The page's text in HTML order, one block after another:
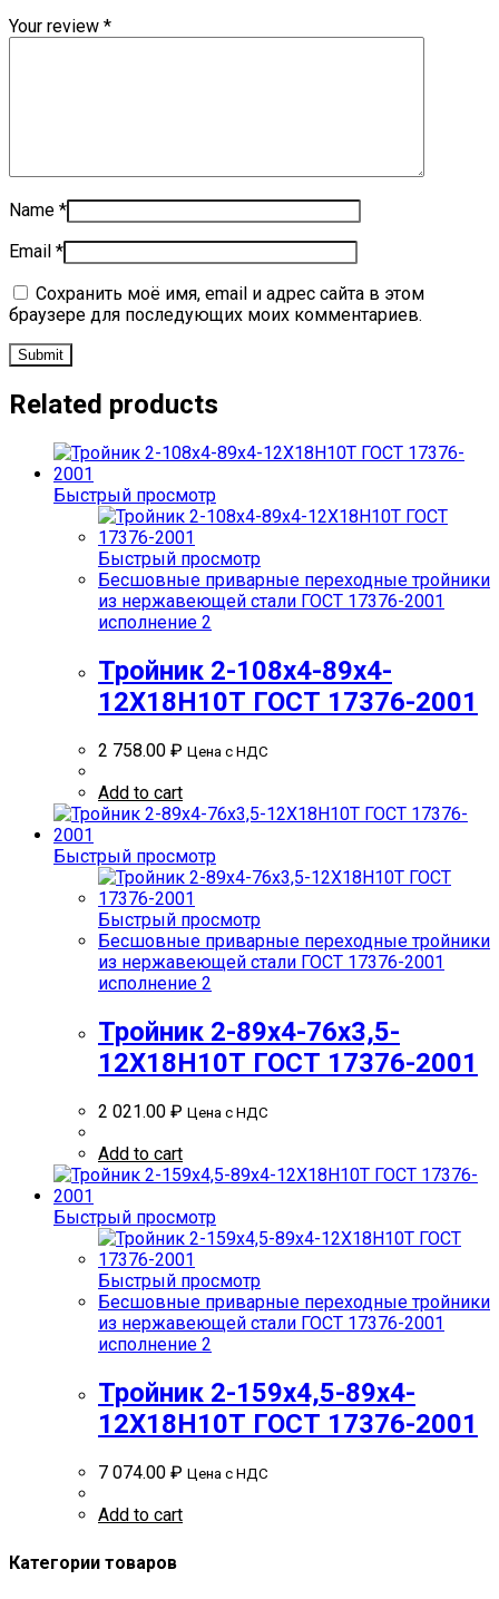
Your review *
Name *
Email *
Сохранить моё имя, email и адрес сайта в этом
браузере для последующих моих комментариев.
Related products
Быстрый просмотр
Быстрый просмотр
Бесшовные приварные переходные тройники
из нержавеющей стали ГОСТ 17376-2001
исполнение 2
Тройник 2-108х4-89х4-
12Х18Н10Т ГОСТ 17376-2001
2 758.00 ₽ Цена с НДС
Add to cart
Быстрый просмотр
Быстрый просмотр
Бесшовные приварные переходные тройники
из нержавеющей стали ГОСТ 17376-2001
исполнение 2
Тройник 2-89х4-76х3,5-
12Х18Н10Т ГОСТ 17376-2001
2 021.00 ₽ Цена с НДС
Add to cart
Быстрый просмотр
Быстрый просмотр
Бесшовные приварные переходные тройники
из нержавеющей стали ГОСТ 17376-2001
исполнение 2
Тройник 2-159х4,5-89х4-
12Х18Н10Т ГОСТ 17376-2001
7 074.00 ₽ Цена с НДС
Add to cart
Категории товаров